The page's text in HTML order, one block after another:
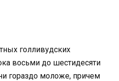
голливудских
восьми до шестидесяти
гораздо моложе, причем